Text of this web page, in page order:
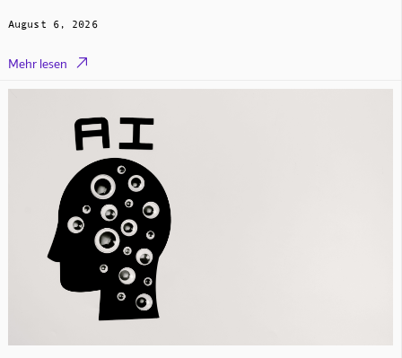
August 6, 2026
Mehr lesen 